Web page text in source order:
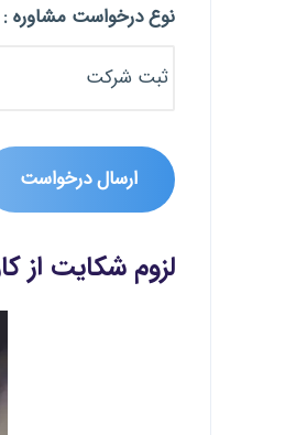
نوع درخواست مشاوره :
لزوم شکایت از